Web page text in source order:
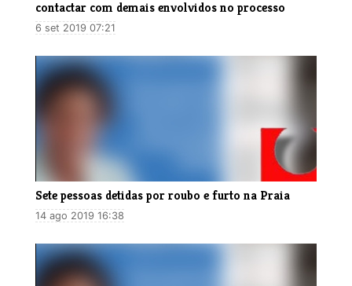
contactar com demais envolvidos no processo
6 set 2019 07:21
Sete pessoas detidas por roubo e furto na Praia
14 ago 2019 16:38